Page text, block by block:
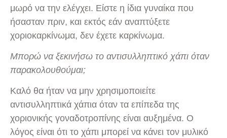
μωρό να την ελέγχει. Είστε η ίδια γυναίκα που
ήσασταν πριν, και εκτός εάν αναπτύξετε
χοριοκαρκίνωμα, δεν έχετε καρκίνωμα.
Μπορώ να ξεκινήσω το αντισυλληπτικό χάπι όταν
παρακολουθούμαι;
Καλό θα ήταν να μην χρησιμοποιείτε
αντισυλληπτικά χάπια όταν τα επίπεδα της
χοριονικής γοναδοτροπίνης είναι αυξημένα. Ο
λόγος είναι ότι το χάπι μπορεί να κάνει τον μυλικό